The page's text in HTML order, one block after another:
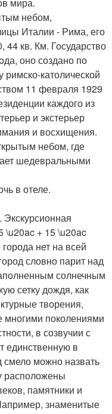
небом,
Италии - Рима, его
44 кв. Км. Государство
оно создано по
католической
11 февраля 1929
каждого из
и экстерьер
и восхищения.
небом, где
шедевральными
в отеле.
\u20ac + 15 \u20ac
нет на всей
словно парит над
солнечным
сетку дождя, как
творения,
поколениями
в созвучии с
единственную в
можно назвать
расположены
памятники и
знаменитые